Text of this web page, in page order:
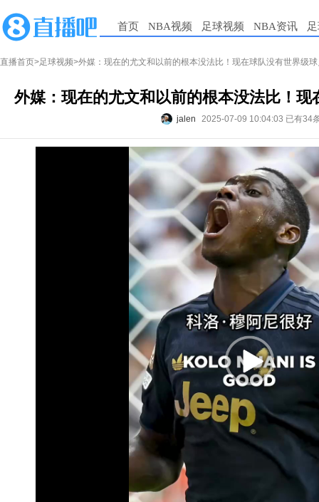
首页 NBA视频 足球视频 NBA资讯
直播首页>足球视频>外媒：现在的尤文和以前的根本没法比！现在球队没有世界级
外媒：现在的尤文和以前的根本没法比！
jalen 2025-07-09 10:04:03 已有34